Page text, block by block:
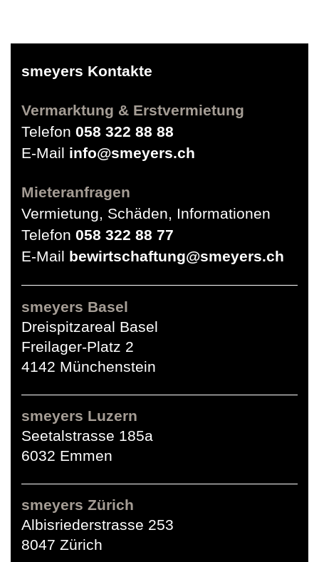
smeyers Kontakte
Vermarktung & Erstvermietung
Telefon 058 322 88 88
E-Mail info@smeyers.ch
Mieteranfragen
Vermietung, Schäden, Informationen
Telefon 058 322 88 77
E-Mail bewirtschaftung@smeyers.ch
smeyers Basel
Dreispitzareal Basel
Freilager-Platz 2
4142 Münchenstein
smeyers Luzern
Seetalstrasse 185a
6032 Emmen
smeyers Zürich
Albisriederstrasse 253
8047 Zürich